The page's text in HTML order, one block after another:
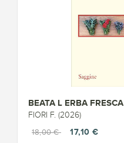
BEATA L ERBA FRESCA
FIORI F. (2026)
18,00 €
17,10 €